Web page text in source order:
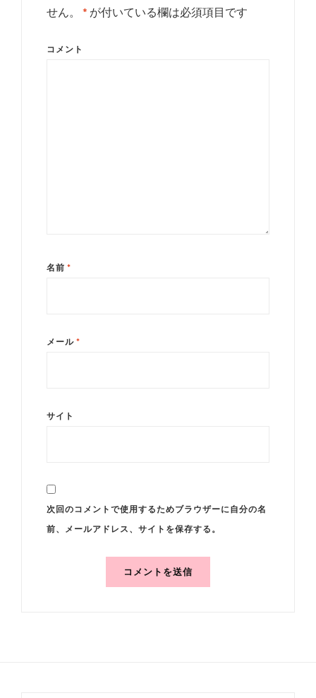
せん。
* が付いている欄は必須項目です
コメント
名前 *
メール *
サイト
次回のコメントで使用するためブラウザーに自分の名
前、メールアドレス、サイトを保存する。